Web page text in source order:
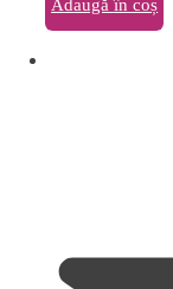
Adaugă în coș